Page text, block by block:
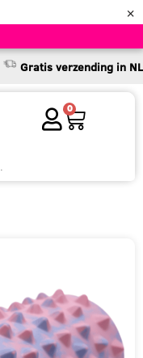
×
Gratis verzending in NL &
0